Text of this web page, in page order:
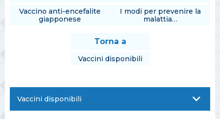
Vaccino anti-encefalite
giapponese
I modi per prevenire la
malattia…
Torna a
Vaccini disponibili
Vaccini disponibili